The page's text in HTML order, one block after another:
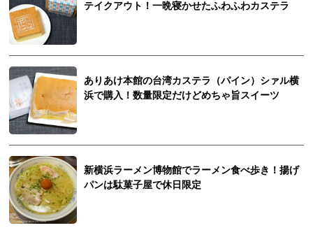
テイクアウト！一晩寝かせたふわふわカステラ
ありあけ本館の台湾カステラ（パイン）シァル横
浜で購入！数量限定だけどめちゃ旨スイーツ
新横浜ラーメン博物館でラーメン食べ歩き！揚げ
パンは駄菓子屋で休日限定